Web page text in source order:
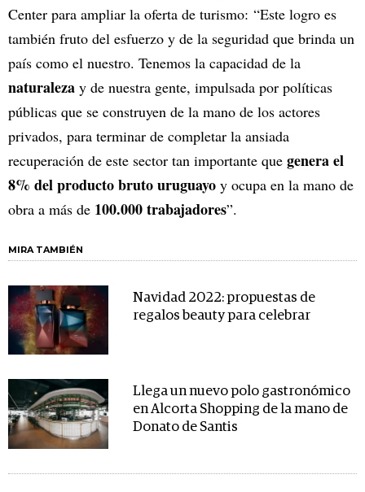
Center para ampliar la oferta de turismo: “Este logro es
también fruto del esfuerzo y de la seguridad que brinda un
país como el nuestro. Tenemos la capacidad de la
naturaleza y de nuestra gente, impulsada por políticas
públicas que se construyen de la mano de los actores
privados, para terminar de completar la ansiada
recuperación de este sector tan importante que genera el
8% del producto bruto uruguayo y ocupa en la mano de
obra a más de 100.000 trabajadores”.
MIRA TAMBIÉN
Navidad 2022: propuestas de
regalos beauty para celebrar
Llega un nuevo polo gastronómico
en Alcorta Shopping de la mano de
Donato de Santis